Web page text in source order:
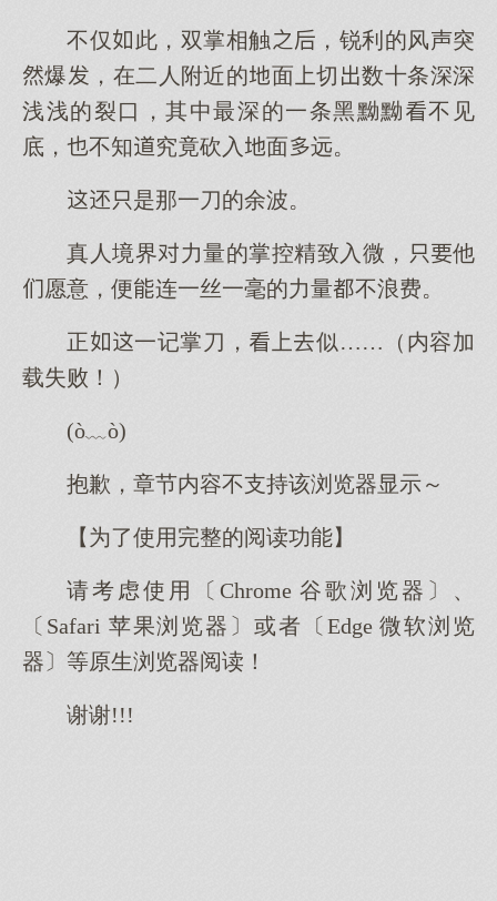
不仅此，双掌相触，锐利的风声突
爆，在二人附近的面切数十条深深
浅浅的裂口，其中最深的一条黑黝黝不见
底，不知究竟砍入面远。
是那一刀的余波。
真人境界力量的掌控精致入微，他
愿意，便连一丝一毫的力量不浪费。
正一记掌刀，似……（内容加
载失败！）
(ò﹏ò)
抱歉，章节内容不支持该浏览器显示～
【为了使用完整的阅读功能】
请考虑使用〔Chrome 谷歌浏览器〕、
〔Safari 苹果浏览器〕或者〔Edge 微软浏览
器〕等原生浏览器阅读！
谢谢!!!